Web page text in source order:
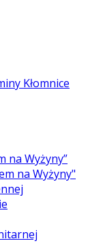
Kłomnice
na Wyżyny”
na Wyżyny"